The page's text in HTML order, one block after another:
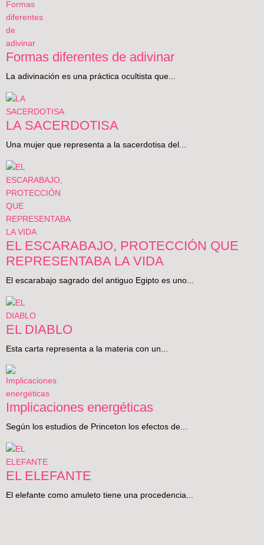
Formas diferentes de adivinar
La adivinación es una práctica ocultista que...
LA SACERDOTISA
Una mujer que representa a la sacerdotisa del...
EL ESCARABAJO, PROTECCIÓN QUE
REPRESENTABA LA VIDA
El escarabajo sagrado del antiguo Egipto es uno...
EL DIABLO
Esta carta representa a la materia con un...
Implicaciones energéticas
Según los estudios de Princeton los efectos de...
EL ELEFANTE
El elefante como amuleto tiene una procedencia...